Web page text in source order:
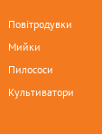
Повітродувки
Мийки
Пилососи
Культиватори